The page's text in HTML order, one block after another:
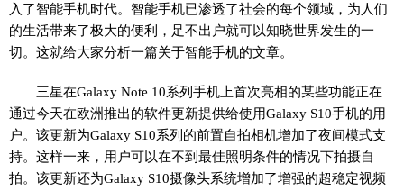
入了智能手机时代。智能手机已渗透了社会的每个领域，为人们
的生活带来了极大的便利，足不出户就可以知晓世界发生的一
切。这就给大家分析一篇关于智能手机的文章。
三星在Galaxy Note 10系列手机上首次亮相的某些功能正在
通过今天在欧洲推出的软件更新提供给使用Galaxy S10手机的用
户。该更新为Galaxy S10系列的前置自拍相机增加了夜间模式支
持。这样一来，用户可以在不到最佳照明条件的情况下拍摄自
拍。该更新还为Galaxy S10摄像头系统增加了增强的超稳定视频